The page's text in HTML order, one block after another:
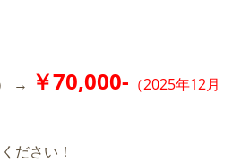
→ ￥70,000- （2025年12月
ださい！